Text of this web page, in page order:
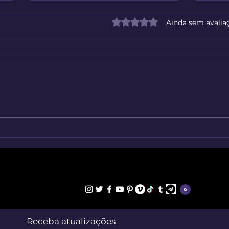
Avaliado com 0 de 5
Ainda sem
Receba atualizações